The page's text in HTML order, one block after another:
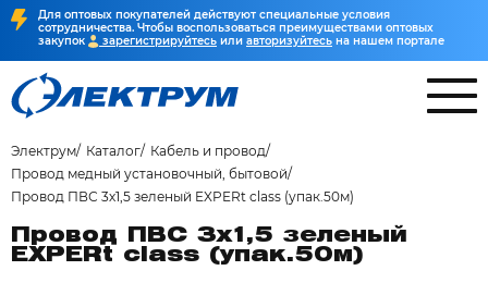
Для оптовых покупателей действуют специальные условия
сотрудничества. Чтобы воспользоваться преимуществами оптовых
закупок
зарегистрируйтесь или авторизуйтесь на нашем портале
Электрум Каталог
Кабель и провод
Провод медный установочный, бытовой
Провод ПВС 3х1,5 зеленый EXPERt class (упак.50м)
Провод ПВС 3х1,5 зеленый
EXPERt class (упак.50м)